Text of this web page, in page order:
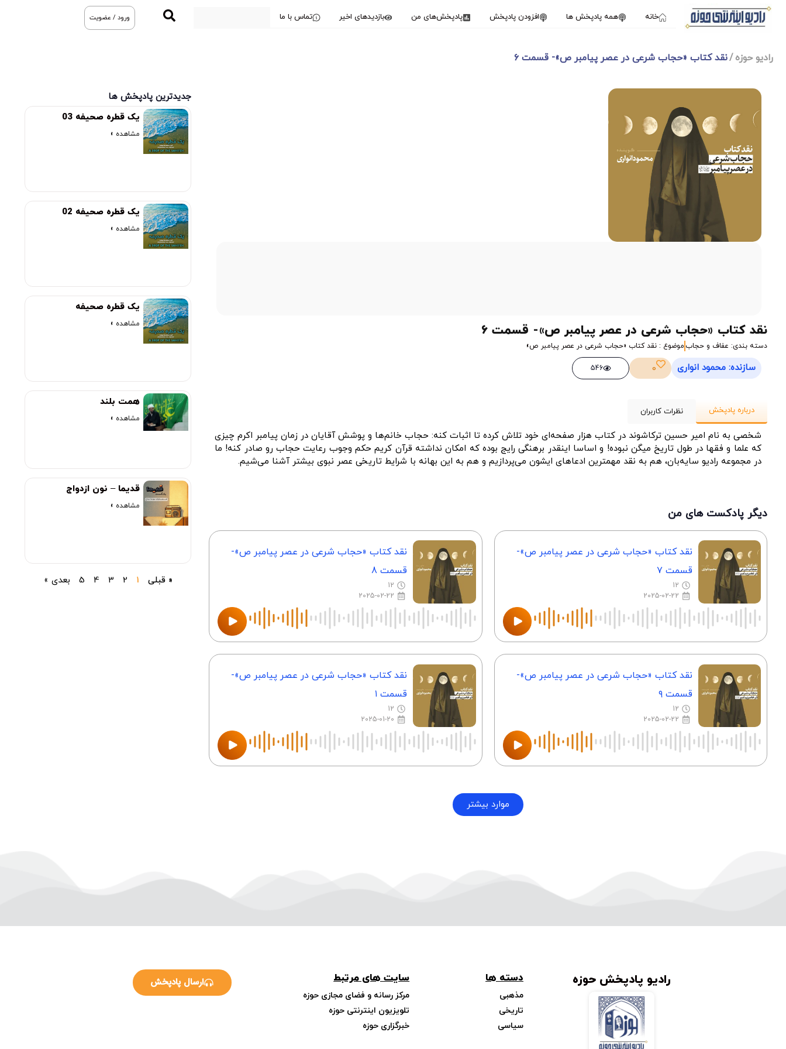
خانه همه پادپخش ها افزودن پادپخش پادپخش‌های من بازدیدهای اخیر تماس با ما ورود / عضویت
رادیو حوزه نقد کتاب «حجاب شرعی در عصر پیامبر‌ ص»- قسمت ۶
نقد کتاب «حجاب شرعی در عصر پیامبر‌ ص»- قسمت ۶
دسته بندی: عفاف و حجاب موضوع : نقد کتاب «حجاب شرعی در عصر پیامبر‌ ص»
سازنده: محمود انواری 0
546
درباره پادپخش نظرات کاربران
شخصی به نام امیر حسین ترکاشوند در کتاب هزار صفحه‌ای خود تلاش کرده تا اثبات کنه: حجاب خانم‌ها و پوشش آقایان در زمان پیامبر اکرم چیزی
که علما و فقها در طول تاریخ میگن نبوده! و اساسا اینقدر برهنگی رایج بوده که امکان نداشته قرآن کریم حکم وجوب رعایت حجاب رو صادر کنه! ما
در مجموعه رادیو سایه‌بان، هم به نقد مهمترین ادعاهای ایشون می‌پردازیم و هم به این بهانه با شرایط تاریخی عصر نبوی بیشتر آشنا می‌شیم.
دیگر پادکست های من
نقد کتاب «حجاب شرعی در عصر پیامبر‌ ص»-
قسمت ۷
12
2025-02-22
نقد کتاب «حجاب شرعی در عصر پیامبر‌ ص»-
قسمت 8
12
2025-02-22
نقد کتاب «حجاب شرعی در عصر پیامبر‌ ص»-
قسمت ۹
12
2025-02-22
نقد کتاب «حجاب شرعی در عصر پیامبر ص»-
قسمت ۱
12
2025-01-20
موارد بیشتر
جدیدترین پادپخش ها
یک قطره صحیفه 03
مشاهده »
یک قطره صحیفه 02
مشاهده »
یک قطره صحیفه
مشاهده »
همت بلند
مشاهده »
قدیما – نون ازدواج
مشاهده »
« قبلی 1
2
3
4
5 بعدی »
رادیو پادپخش حوزه دسته ها
مذهبی
تاریخی
سیاسی
سایت های مرتبط
مرکز رسانه و فضای مجازی حوزه
تلویزیون اینترنتی حوزه
خبرگزاری حوزه
ارسال پادپخش